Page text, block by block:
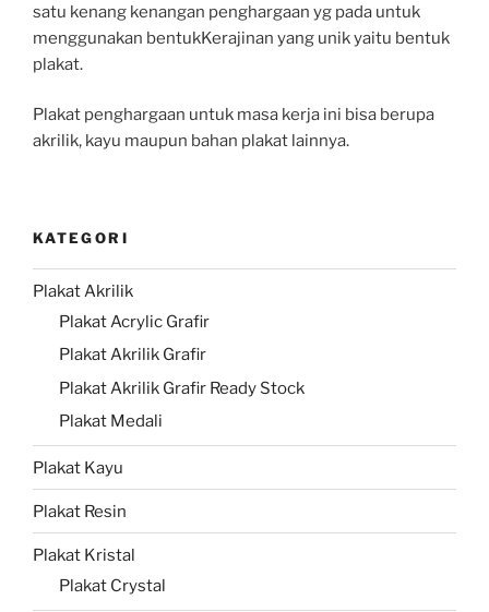
satu kenang kenangan penghargaan yg pada untuk
menggunakan bentukKerajinan yang unik yaitu bentuk
plakat.
Plakat penghargaan untuk masa kerja ini bisa berupa
akrilik, kayu maupun bahan plakat lainnya.
KATEGORI
Plakat Akrilik
Plakat Acrylic Grafir
Plakat Akrilik Grafir
Plakat Akrilik Grafir Ready Stock
Plakat Medali
Plakat Kayu
Plakat Resin
Plakat Kristal
Plakat Crystal